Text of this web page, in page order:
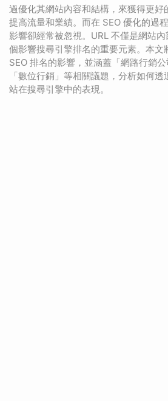
過優化其網站內容和結構，來獲得更好
提高流量和業績。而在 SEO 優化的過
影響卻經常被忽視。URL 不僅是網站
個影響搜尋引擎排名的重要元素。本文
SEO 排名的影響，並涵蓋「網路行銷公
「數位行銷」等相關議題，分析如何
站在搜尋引擎中的表現。